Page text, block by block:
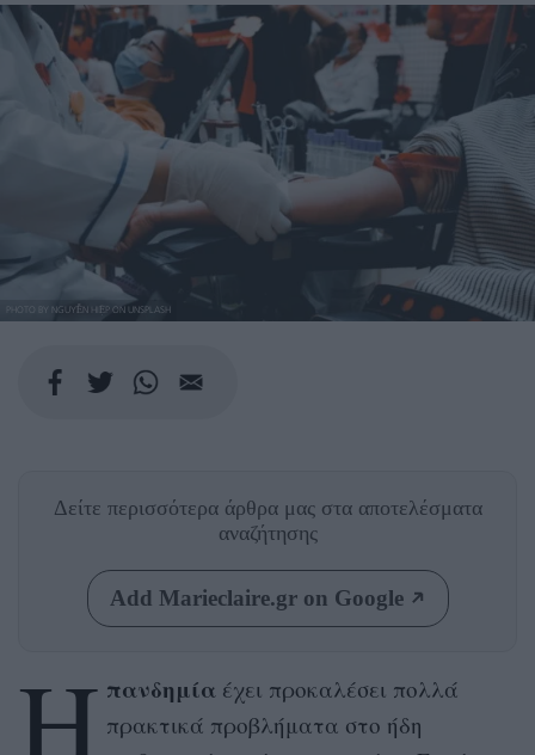
PHOTO BY NGUYỄN HIỆP ON UNSPLASH
Δείτε περισσότερα άρθρα μας στα αποτελέσματα
αναζήτησης
Add Marieclaire.gr on Google
Η πανδημίαέχει προκαλέσει πολλά
πρακτικά προβλήματα στο ήδη